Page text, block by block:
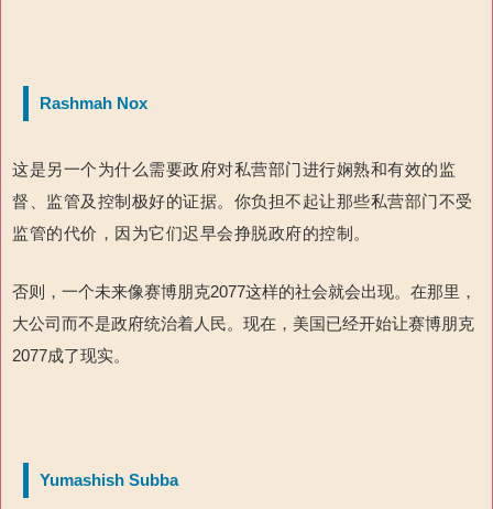
Rashmah Nox
这是另一个为什么需要政府对私营部门进行娴熟和有效的监
督、监管及控制极好的证据。你负担不起让那些私营部门不受
监管的代价，因为它们迟早会挣脱政府的控制。
否则，一个未来像赛博朋克2077这样的社会就会出现。在那里，
大公司而不是政府统治着人民。现在，美国已经开始让赛博朋克
2077成了现实。
Yumashish Subba